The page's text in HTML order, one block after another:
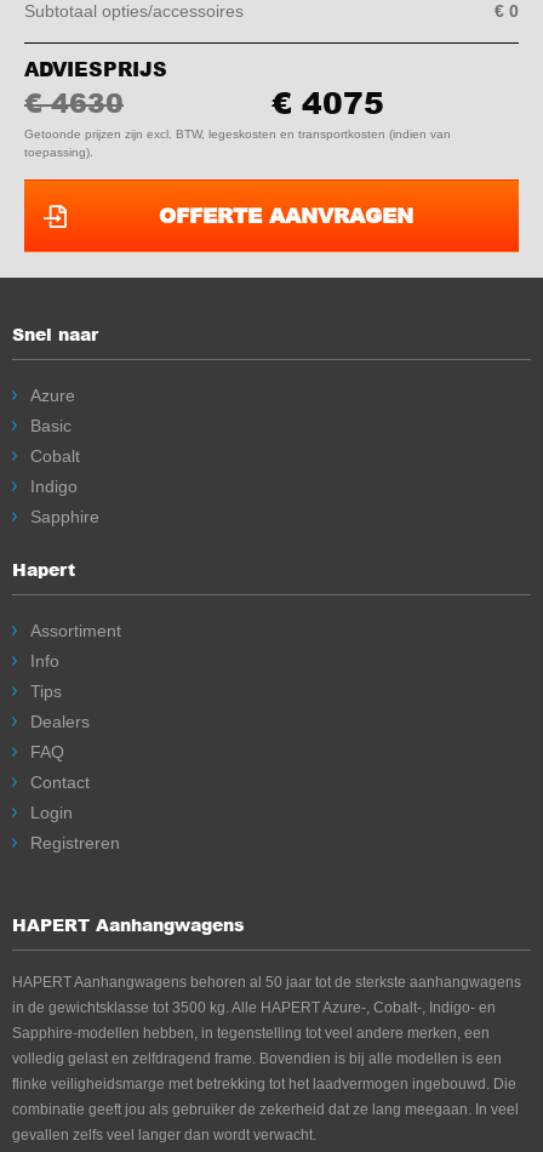
Subtotaal opties/accessoires
€ 0
ADVIESPRIJS
€ 4630 € 4075
Getoonde prijzen zijn excl. BTW, legeskosten en transportkosten (indien van
toepassing).
OFFERTE AANVRAGEN
Snel naar
Azure
Basic
Cobalt
Indigo
Sapphire
Hapert
Assortiment
Info
Tips
Dealers
FAQ
Contact
Login
Registreren
HAPERT Aanhangwagens
HAPERT Aanhangwagens behoren al 50 jaar tot de sterkste aanhangwagens
in de gewichtsklasse tot 3500 kg. Alle HAPERT Azure-, Cobalt-, Indigo- en
Sapphire-modellen hebben, in tegenstelling tot veel andere merken, een
volledig gelast en zelfdragend frame. Bovendien is bij alle modellen is een
flinke veiligheidsmarge met betrekking tot het laadvermogen ingebouwd. Die
combinatie geeft jou als gebruiker de zekerheid dat ze lang meegaan. In veel
gevallen zelfs veel langer dan wordt verwacht.